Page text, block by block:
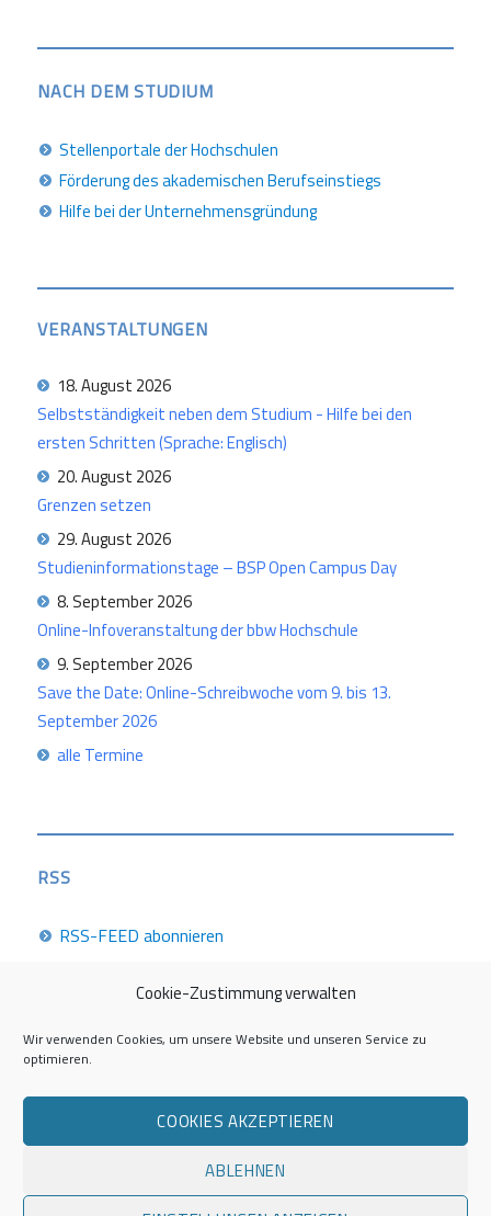
Cookie-Zustimmung verwalten
Wir verwenden Cookies, um unsere Website und unseren Service zu
optimieren.
COOKIES AKZEPTIEREN
ABLEHNEN
NACH DEM STUDIUM
Stellenportale der Hochschulen
Förderung des akademischen Berufseinstiegs
Hilfe bei der Unternehmensgründung
VERANSTALTUNGEN
18. August 2026
Selbstständigkeit neben dem Studium - Hilfe bei den
ersten Schritten (Sprache: Englisch)
20. August 2026
Grenzen setzen
29. August 2026
Studieninformationstage – BSP Open Campus Day
8. September 2026
Online-Infoveranstaltung der bbw Hochschule
9. September 2026
Save the Date: Online-Schreibwoche vom 9. bis 13.
September 2026
alle Termine
RSS
RSS-FEED abonnieren
Career Week 2026
Die Career Center im Überblick
Kontakt zur AG Career Service